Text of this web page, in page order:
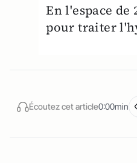
En l'espace
pour traiter
Écoutez cet article0:00min